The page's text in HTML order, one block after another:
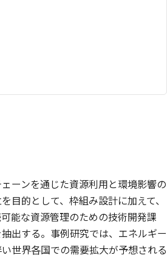
ーンを通じた資源利用と環境影響の
目的として、枠組み設計に加えて、
能な資源管理のための技術開発課
出する。事例研究では、エネルギー
世界各国での需要拡大が予想される